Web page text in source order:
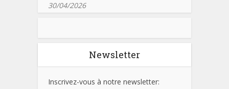
30/04/2026
Newsletter
Inscrivez-vous à notre newsletter: